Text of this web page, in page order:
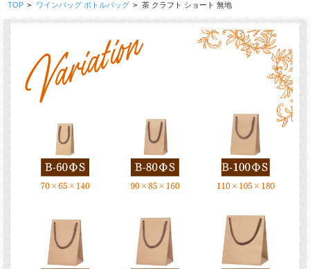
TOP > ワインバッグ ボトルバッグ > 茶 クラフト ショート 無地